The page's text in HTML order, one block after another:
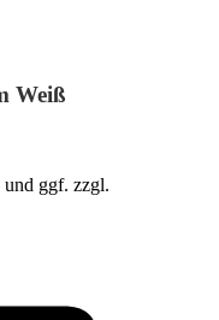
Weiß
ggf. zzgl.